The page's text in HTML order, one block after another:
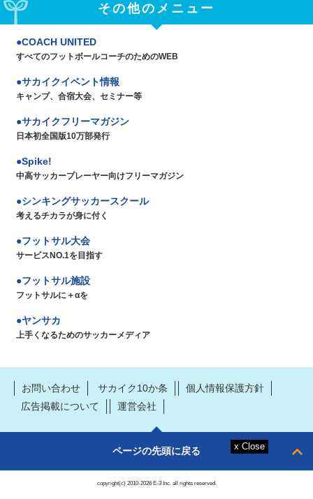
その他のメニュー
COACH UNITED
すべてのフットボールコーチのためのWEB
サカイクイベント情報
キャンプ、合宿大会、セミナー等
サカイクフリーマガジン
日本初全国版10万部発行
Spike!
中高サッカープレーヤー向けフリーマガジン
シンキングサッカースクール
考えるチカラが身に付く
フットサル大会
サービスNO.1を目指す
フットサル施設
フットサルに＋αを
ヤンサカ
上手くなるためのサッカーメディア
お問い合わせ サカイク10か条
個人情報保護方針
広告掲載について
運営会社
ページの先頭に戻る
copyright(c) 2010-2026 E-3 Inc. all rights reserved.